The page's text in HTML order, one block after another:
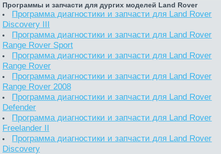
Программы и запчасти для дургих моделей Land Rover
Программа диагностики и запчасти для Land Rover
Discovery III
Программа диагностики и запчасти для Land Rover
Range Rover Sport
Программа диагностики и запчасти для Land Rover
Range Rover
Программа диагностики и запчасти для Land Rover
Range Rover 2008
Программа диагностики и запчасти для Land Rover
Defender
Программа диагностики и запчасти для Land Rover
Freelander II
Программа диагностики и запчасти для Land Rover
Discovery